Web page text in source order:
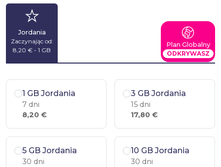
Jordania
Zaczynając od:
8,20 € - 1 GB
Plan Globalny
ODKRYWASZ
1 GB Jordania
7 dni
8,20 €
3 GB Jordania
15 dni
17,80 €
5 GB Jordania
30 dni
10 GB Jordania
30 dni